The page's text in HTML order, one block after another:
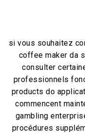
si vous souhaitez
coffee maker da
consulter
professionnels
products do
commencent
gambling
procédures